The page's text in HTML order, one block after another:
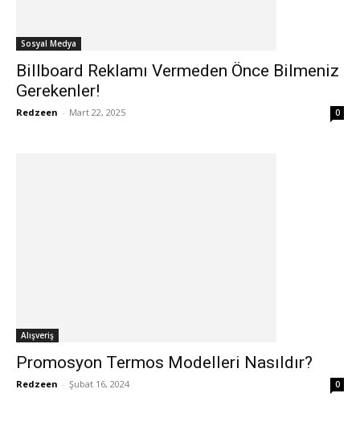
Sosyal Medya
Billboard Reklamı Vermeden Önce Bilmeniz
Gerekenler!
Redzeen - Mart 22, 2025 0
Alışveriş
Promosyon Termos Modelleri Nasıldır?
Redzeen - Şubat 16, 2024 0